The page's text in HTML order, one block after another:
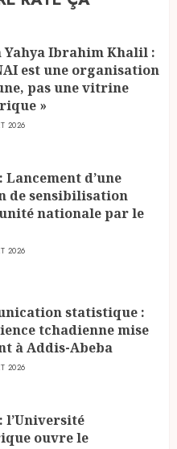
Yahya Ibrahim Khalil :
est une organisation
pas une vitrine
»
2026
Lancement d’une
de sensibilisation
nationale par le
2026
statistique :
tchadienne mise
à Addis-Abeba
2026
l’Université
ouvre le